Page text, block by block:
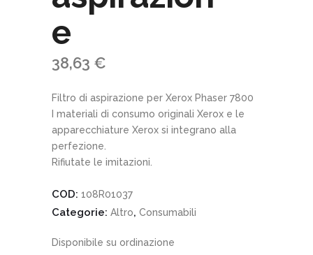
e
38,63 €
Filtro di aspirazione per Xerox Phaser 7800
I materiali di consumo originali Xerox e le
apparecchiature Xerox si integrano alla
perfezione.
Rifiutate le imitazioni.
COD: 108R01037
Categorie: Altro, Consumabili
Disponibile su ordinazione